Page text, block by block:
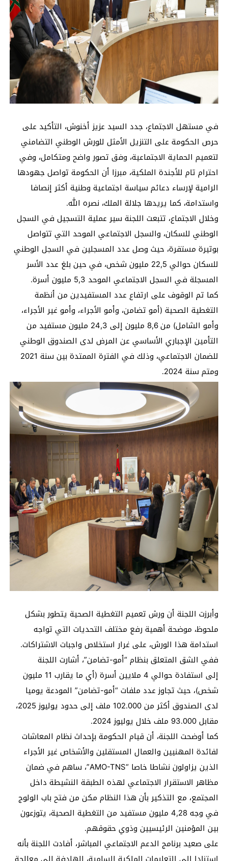
في مستهل الاجتماع، جدد السيد عزيز أخنوش، التأكيد على
حرص الحكومة على التنزيل الأمثل للورش الوطني التضامني
لتعميم الحماية الاجتماعية، وفق تصور واضح ومتكامل، وفي
احترام تام للأجندة الملكية، مبرزا أن الحكومة تواصل جهودها
الرامية لإرساء دعائم سياسة اجتماعية وطنية أكثر إنصافا
واستدامة، كما يريدها جلالة الملك، نصره الله.
وخلال الاجتماع، تتبعت اللجنة سير عملية التسجيل في السجل
الوطني للسكان، والسجل الاجتماعي الموحد التي تتواصل
بوتيرة مستقرة، حيث وصل عدد المسجلين في السجل الوطني
للسكان حوالي 22,5 مليون شخص، في حين بلغ عدد الأسر
المسجلة في السجل الاجتماعي الموحد 5,3 مليون أسرة.
كما تم الوقوف على ارتفاع عدد المستفيدين من أنظمة
التغطية الصحية (أمو تضامن، وأمو الأجراء، وأمو غير الأجراء،
وأمو الشامل) من 8,6 مليون إلى 24,3 مليون مستفيد من
التأمين الإجباري الأساسي عن المرض لدى الصندوق الوطني
للضمان الاجتماعي، وذلك في الفترة الممتدة بين سنة 2021
ومتم سنة 2024.
وأبرزت اللجنة أن ورش تعميم التغطية الصحية يتطور بشكل
ملحوظ، موضحة أهمية رفع مختلف التحديات التي تواجه
استدامة هذا الورش، على غرار استخلاص واجبات الاشتراكات.
ففي الشق المتعلق بنظام “أمو-تضامن”، أشارت اللجنة
إلى استفادة حوالي 4 ملايين أسرة (أي ما يقارب 11 مليون
شخص)، حيث تجاوز عدد ملفات “أمو-تضامن” المودعة يوميا
لدى الصندوق أكثر من 102.000 ملف إلى حدود يوليوز 2025،
مقابل 93.000 ملف خلال يوليوز 2024.
كما أوضحت اللجنة، أن قيام الحكومة بإحداث نظام المعاشات
لفائدة المهنيين والعمال المستقلين والأشخاص غير الأجراء
الذين يزاولون نشاطا خاصا “AMO-TNS”، ساهم في ضمان
مظاهر الاستقرار الاجتماعي لهذه الطبقة النشيطة داخل
المجتمع، مع التذكير بأن هذا النظام مكن من فتح باب الولوج
في وجه 4,28 مليون مستفيد من التغطية الصحية، يتوزعون
بين المؤمنين الرئيسيين وذوي حقوقهم.
على صعيد برنامج الدعم الاجتماعي المباشر، أفادت اللجنة بأنه